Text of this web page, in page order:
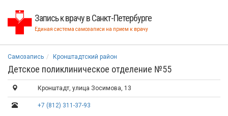
Запись к врачу в Санкт-Петербурге
Единая система самозаписи на прием к врачу
Самозапись Кронштадтский район
Детское поликлиническое отделение №55
Кронштадт, улица Зосимова, 13
+7 (812) 311-37-93